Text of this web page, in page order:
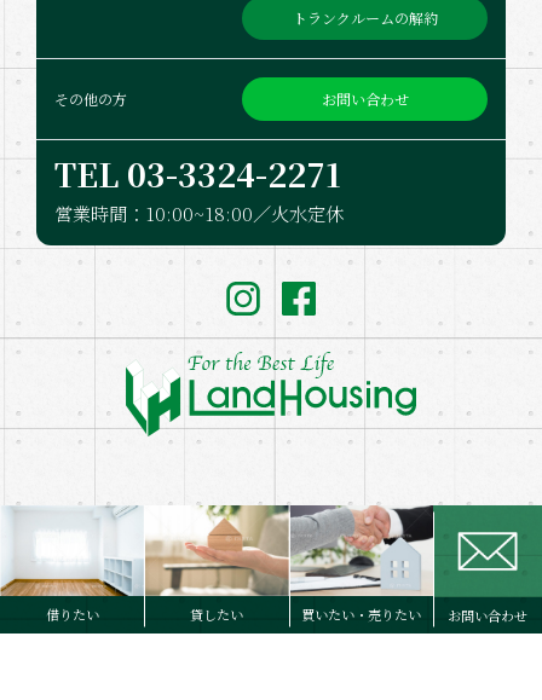
借りたい 貸したい 買いたい・売りたい お問い合わせ
トランクルームの解約
その他の方 お問い合わせ
TEL 03-332​4-2271
営業時間：10:00~18:00／火水定休
Copyright © LandHousing. Co.,Ltd. All Rights Reserved.